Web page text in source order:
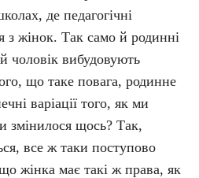
де педагогічні
з жінок. Так само й родинні
чоловік вибудовують
що таке повага, родинне
варіації того, як ми
змінилося щось? Так,
все ж таки поступово
жінка має такі ж права, як